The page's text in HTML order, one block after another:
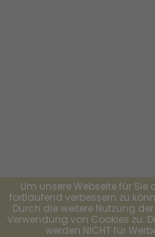
Um unsere Webseite für
fortlaufend verbessern zu
Durch die weitere Nutzung
Verwendung von Cookies zu.
werden NICHT für